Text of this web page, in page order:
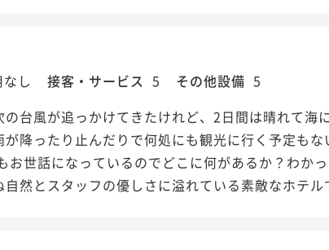
し 接客・サービス 5 その他設備 5
台風が追っかけてきたけれど、2日間は晴れて海
降ったり止んだりで何処にも観光に行く予定もな
世話になっているのでどこに何があるか？わか
然とスタッフの優しさに溢れている素敵なホテル